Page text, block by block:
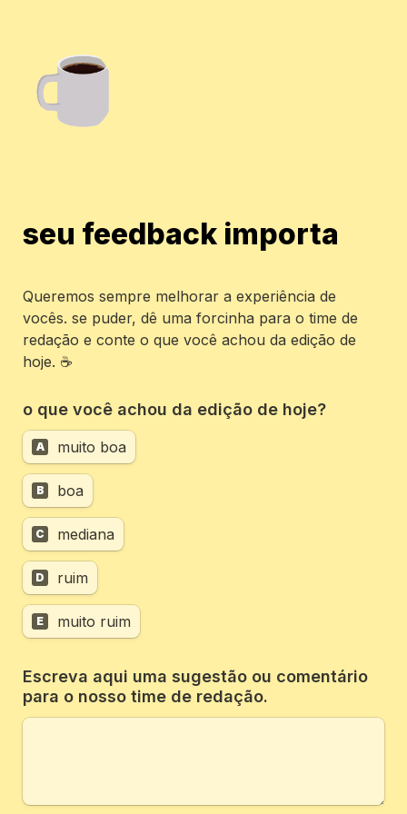
seu feedback importa
Queremos sempre melhorar a experiência de
vocês. se puder, dê uma forcinha para o time de
redação e conte o que você achou da edição de
hoje. ☕
o que você achou da edição de hoje?
A muito boa
B boa
C mediana
D ruim
E muito ruim
Escreva aqui uma sugestão ou comentário
para o nosso time de redação.